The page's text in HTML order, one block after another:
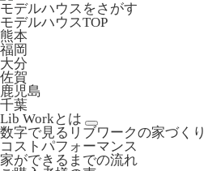
モデルハウスをさがす
モデルハウスTOP
熊本
福岡
大分
佐賀
鹿児島
千葉
Lib Workとは
数字で見るリブワークの家づくり
コストパフォーマンス
家ができるまでの流れ